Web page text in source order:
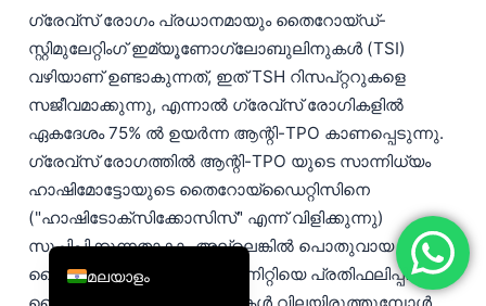
ഗ്രേവ്സ് രോഗം പ്രധാനമായും തൈറോയ്ഡ്-
സ്റ്റിമുലേറ്റിംഗ് ഇമ്യൂണോഗ്ലോബുലിനുകൾ (TSI)
വഴിയാണ് ഉണ്ടാകുന്നത്, ഇത് TSH റിസപ്റ്ററുകളെ
സജീവമാക്കുന്നു, എന്നാൽ ഗ്രേവ്സ് രോഗികളിൽ
ഏകദേശം 75% ൽ ഉയർന്ന ആന്റി-TPO കാണപ്പെടുന്നു.
ഗ്രേവ്സ് രോഗത്തിൽ ആന്റി-TPO യുടെ സാന്നിധ്യം
ഹാഷിമോട്ടോയുടെ തൈറോയ്ഡൈറ്റിസിനെ
("ഹാഷിടോക്സിക്കോസിസ്" എന്ന് വിളിക്കുന്നു)
സൂചിപ്പിക്കുന്നതാകാം അല്ലെങ്കിൽ പൊതുവായ
തൈറോയ്ഡ് ഓട്ടോഇമ്മ്യൂണിറ്റിയെ പ്രതിഫലിപ്പിക്കാം.
മലയാളം
English
Deutsch
العربية
Français
עִבְרִית
Italiano
Español